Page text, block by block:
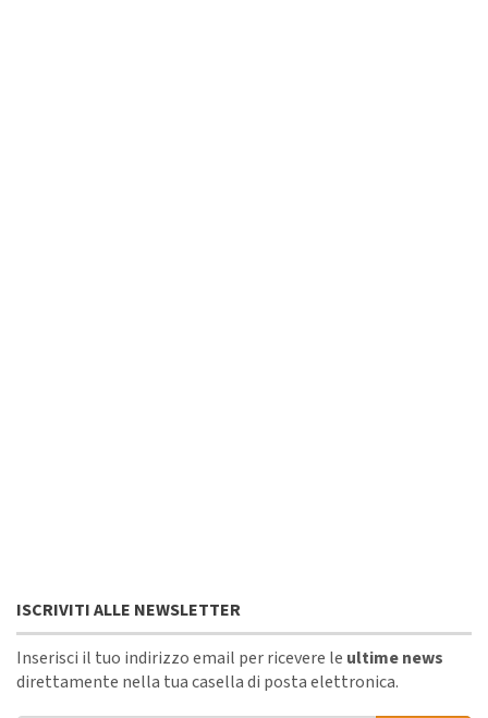
ISCRIVITI ALLE NEWSLETTER
Inserisci il tuo indirizzo email per ricevere le ultime news
direttamente nella tua casella di posta elettronica.